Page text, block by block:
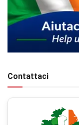
Contattaci